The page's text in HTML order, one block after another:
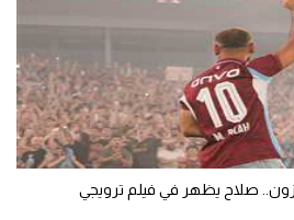
صلاح يظهر في فيلم ترويجي